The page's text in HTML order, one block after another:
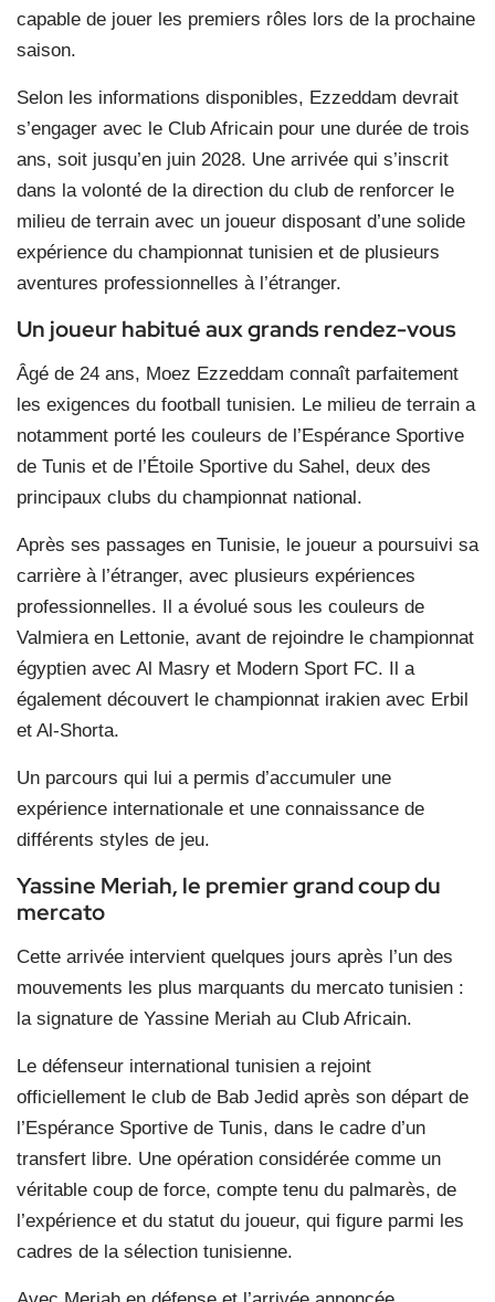
capable de jouer les premiers rôles lors de la prochaine
saison.
Selon les informations disponibles, Ezzeddam devrait
s’engager avec le Club Africain pour une durée de trois
ans, soit jusqu’en juin 2028. Une arrivée qui s’inscrit
dans la volonté de la direction du club de renforcer le
milieu de terrain avec un joueur disposant d’une solide
expérience du championnat tunisien et de plusieurs
aventures professionnelles à l’étranger.
Un joueur habitué aux grands rendez-vous
Âgé de 24 ans, Moez Ezzeddam connaît parfaitement
les exigences du football tunisien. Le milieu de terrain a
notamment porté les couleurs de l’Espérance Sportive
de Tunis et de l’Étoile Sportive du Sahel, deux des
principaux clubs du championnat national.
Après ses passages en Tunisie, le joueur a poursuivi sa
carrière à l’étranger, avec plusieurs expériences
professionnelles. Il a évolué sous les couleurs de
Valmiera en Lettonie, avant de rejoindre le championnat
égyptien avec Al Masry et Modern Sport FC. Il a
également découvert le championnat irakien avec Erbil
et Al-Shorta.
Un parcours qui lui a permis d’accumuler une
expérience internationale et une connaissance de
différents styles de jeu.
Yassine Meriah, le premier grand coup du
mercato
Cette arrivée intervient quelques jours après l’un des
mouvements les plus marquants du mercato tunisien :
la signature de Yassine Meriah au Club Africain.
Le défenseur international tunisien a rejoint
officiellement le club de Bab Jedid après son départ de
l’Espérance Sportive de Tunis, dans le cadre d’un
transfert libre. Une opération considérée comme un
véritable coup de force, compte tenu du palmarès, de
l’expérience et du statut du joueur, qui figure parmi les
cadres de la sélection tunisienne.